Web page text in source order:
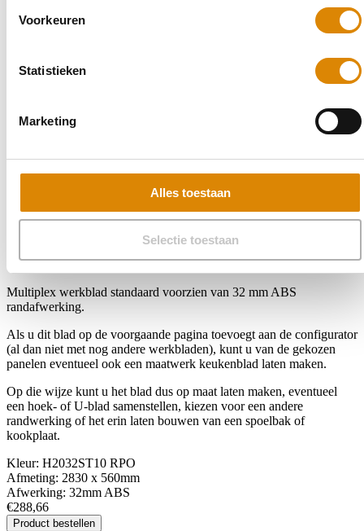
Voorkeuren
Statistieken
Marketing
Alles toestaan
Selectie toestaan
H2032ST10 RPO
Multiplex werkblad standaard voorzien van 32 mm ABS
randafwerking.
Als u dit blad op de voorgaande pagina toevoegt aan de configurator
(al dan niet met nog andere werkbladen), kunt u van de gekozen
panelen eventueel ook een maatwerk keukenblad laten maken.
Op die wijze kunt u het blad dus op maat laten maken, eventueel
een hoek- of U-blad samenstellen, kiezen voor een andere
randwerking of het erin laten bouwen van een spoelbak of
kookplaat.
Kleur: H2032ST10 RPO
Afmeting: 2830 x 560mm
Afwerking: 32mm ABS
€288,66
Product bestellen